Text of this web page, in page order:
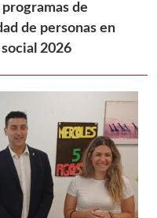
de
de personas en
2026